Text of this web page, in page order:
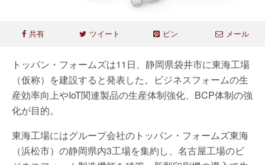
共有 ツイート ピン メール
トッパン・フォームズは11日、静岡県袋井市に東海工場
（仮称）を建設すると発表した。ビジネスフォームの生
産効率向上やIoT関連製品の生産体制強化、BCP体制の強
化が目的。
東海工場にはグループ会社のトッパン・フォームズ東海
（浜松市）の静岡県内3工場を集約し、名古屋工場のビ